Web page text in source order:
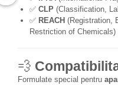
✅ CLP (Classification,
✅ REACH (Registration,
Restriction of Chemicals)
💨
Formulate special pentru